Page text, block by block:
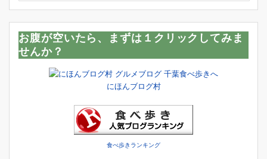
お腹が空いたら、まずは１クリックしてみま
せんか？
にほんブログ村
食べ歩きランキング